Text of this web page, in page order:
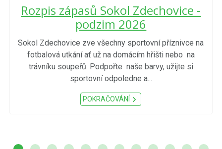
Rozpis zápasů Sokol Zdechovice -
podzim 2026
Sokol Zdechovice zve všechny sportovní příznivce na
fotbalová utkání ať už na domácím hřišti nebo na
trávníku soupeřů. Podpořte naše barvy, užijte si
sportovní odpoledne a...
POKRAČOVÁNÍ